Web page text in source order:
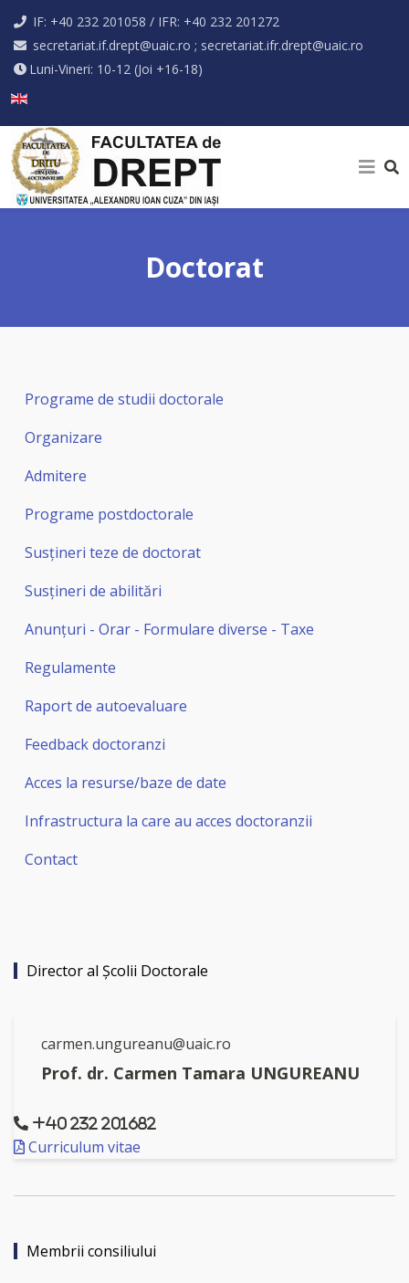
IF: +40 232 201058 / IFR: +40 232 201272
secretariat.if.drept@uaic.ro ; secretariat.ifr.drept@uaic.ro
Luni-Vineri: 10-12 (Joi +16-18)
Doctorat
Programe de studii doctorale
Organizare
Admitere
Programe postdoctorale
Susțineri teze de doctorat
Susțineri de abilitări
Anunțuri - Orar - Formulare diverse - Taxe
Regulamente
Raport de autoevaluare
Feedback doctoranzi
Acces la resurse/baze de date
Infrastructura la care au acces doctoranzii
Contact
Director al Şcolii Doctorale
Prof. dr. Carmen Tamara UNGUREANU
carmen.ungureanu@uaic.ro
+40 232 201682
Curriculum vitae
Membrii consiliului